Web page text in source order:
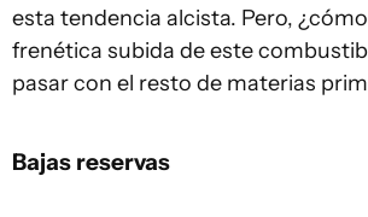
esta tendencia alcista. Pero,
frenética subida de este
pasar con el resto de materias
Bajas reservas